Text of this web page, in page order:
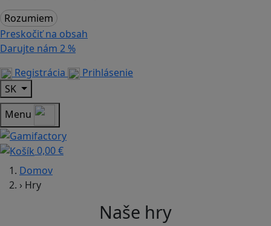
Rozumiem
Preskočiť na obsah
Darujte nám 2 %
Registrácia
Prihlásenie
SK
Menu
0,00 €
Domov
› Hry
Naše hry